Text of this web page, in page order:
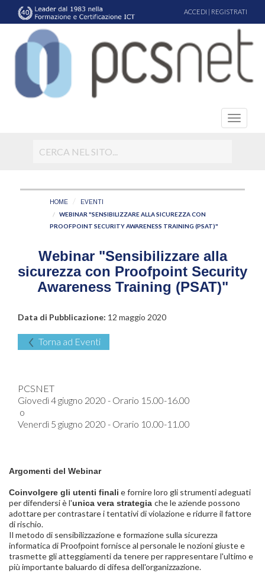
ACCEDI | REGISTRATI
HOME EVENTI
WEBINAR "SENSIBILIZZARE ALLA SICUREZZA CON
PROOFPOINT SECURITY AWARENESS TRAINING (PSAT)"
Webinar "Sensibilizzare alla
sicurezza con Proofpoint Security
Awareness Training (PSAT)"
Data di Pubblicazione: 12 maggio 2020
Torna ad Eventi
PCSNET
Giovedì 4 giugno 2020 - Orario 15.00-16.00
o
Venerdì 5 giugno 2020 - Orario 10.00-11.00
Argomenti del Webinar
Coinvolgere gli utenti finali e fornire loro gli strumenti adeguati
per difendersi è l'unica vera strategia che le aziende possono
adottare per contrastare i tentativi di violazione e ridurre il fattore
di rischio.
Il metodo di sensibilizzazione e formazione sulla sicurezza
informatica di Proofpointfornisce al personale le nozioni giuste e
trasmette gli atteggiamenti da tenere per rappresentare l'ultimo e
più importante baluardo di difesa dell'organizzazione.